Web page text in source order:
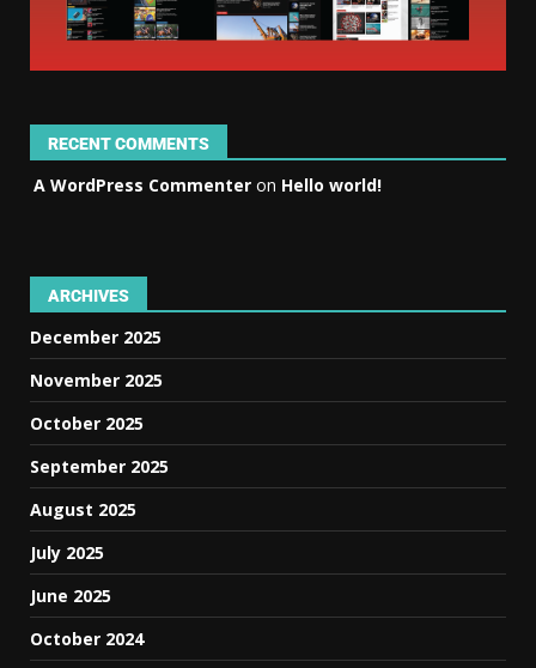
RECENT COMMENTS
A WordPress Commenter on Hello world!
ARCHIVES
December 2025
November 2025
October 2025
September 2025
August 2025
July 2025
June 2025
October 2024